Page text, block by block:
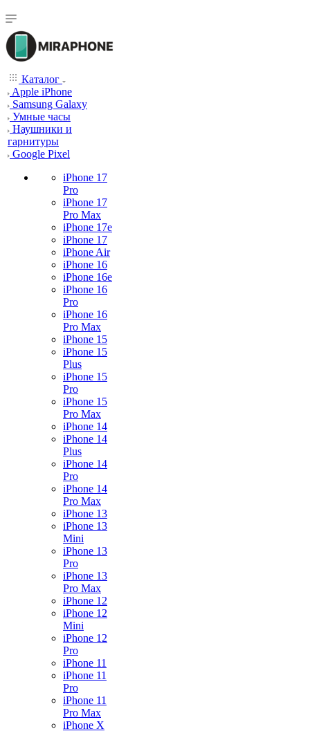
Каталог
Apple iPhone
Samsung Galaxy
Умные часы
Наушники и
гарнитуры
Google Pixel
iPhone 17
Pro
iPhone 17
Pro Max
iPhone 17e
iPhone 17
iPhone Air
iPhone 16
iPhone 16e
iPhone 16
Pro
iPhone 16
Pro Max
iPhone 15
iPhone 15
Plus
iPhone 15
Pro
iPhone 15
Pro Max
iPhone 14
iPhone 14
Plus
iPhone 14
Pro
iPhone 14
Pro Max
iPhone 13
iPhone 13
Mini
iPhone 13
Pro
iPhone 13
Pro Max
iPhone 12
iPhone 12
Mini
iPhone 12
Pro
iPhone 11
iPhone 11
Pro
iPhone 11
Pro Max
iPhone X